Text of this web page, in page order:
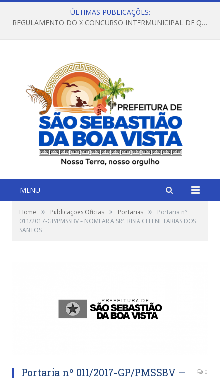
ÚLTIMAS PUBLICAÇÕES:
REGULAMENTO DO X CONCURSO INTERMUNICIPAL DE QUADRILHAS JUNINAS – 2026 – ARRAIÁ DA VENEZA
MENU
Home » Publicações Oficias » Portarias »
Portaria nº
011/2017-GP/PMSSBV – NOMEAR A SRª. RISIA CELENE FARIAS DOS
SANTOS
Portaria nº 011/2017-GP/PMSSBV –
0